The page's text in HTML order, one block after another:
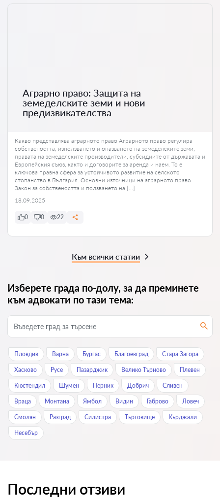
Аграрно право: Защита на
земеделските земи и нови
предизвикателства
Какво представлява аграрното право Аграрното право регулира
собствеността, използването и опазването на земеделските земи,
правата на земеделските производители, субсидиите от държавата и
Европейския съюз, както и договорите за аренда и наем. То е
ключова правна сфера за устойчивото развитие на селското
стопанство в България. Основни източници на аграрното право
Закон за собствеността и ползването на […]
18.09.2025
0 0 22
Към всички статии
Изберете града по-долу, за да преминете
към адвокати по тази тема:
Пловдив Варна Бургас Благоевград Стара Загора
Хасково Русе Пазарджик Велико Търново Плевен
Кюстендил Шумен Перник Добрич Сливен
Враца Монтана Ямбол Видин Габрово Ловеч
Смолян Разград Силистра Търговище Кърджали
Нeсeбър
Последни отзиви